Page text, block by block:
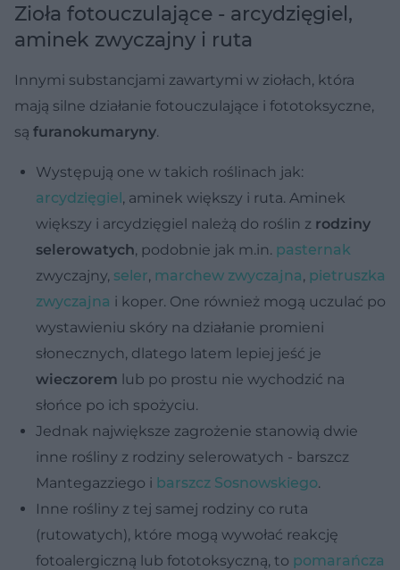
Zioła fotouczulające - arcydzięgiel,
aminek zwyczajny i ruta
Innymi substancjami zawartymi w ziołach, która
mają silne działanie fotouczulające i fototoksyczne,
są furanokumaryny.
Występują one w takich roślinach jak:
arcydzięgiel, aminek większy i ruta. Aminek
większy i arcydzięgiel należą do roślin z rodziny
selerowatych, podobnie jak m.in. pasternak
zwyczajny, seler, marchew zwyczajna, pietruszka
zwyczajna i koper. One również mogą uczulać po
wystawieniu skóry na działanie promieni
słonecznych, dlatego latem lepiej jeść je
wieczorem lub po prostu nie wychodzić na
słońce po ich spożyciu.
Jednak największe zagrożenie stanowią dwie
inne rośliny z rodziny selerowatych - barszcz
Mantegazziego i barszcz Sosnowskiego.
Inne rośliny z tej samej rodziny co ruta
(rutowatych), które mogą wywołać reakcję
fotoalergiczną lub fototoksyczną, to pomarańcza